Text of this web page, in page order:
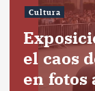
Cultura
el caos
en fotos